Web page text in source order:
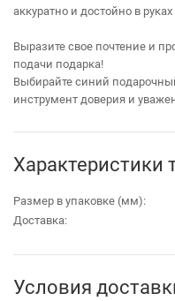
аккуратно и достойно в
Выразите свое почтение и
подачи подарка!
Выбирайте синий
инструмент доверия и
Характеристики
Размер в упаковке (мм):
Доставка:
Условия